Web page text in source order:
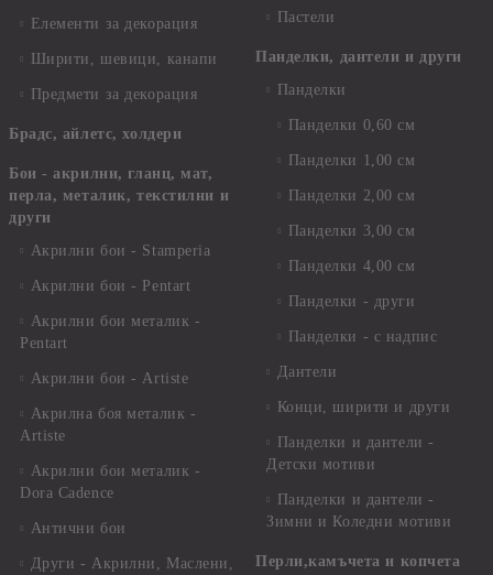
Елементи за декорация
Ширити, шевици, канапи
Предмети за декорация
Брадс, айлетс, холдери
Бои - акрилни, гланц, мат,
перла, металик, текстилни и
други
Акрилни бои - Stamperia
Акрилни бои - Pentart
Акрилни бои металик -
Pentart
Акрилни бои - Artiste
Акрилна боя металик -
Artiste
Акрилни бои металик -
Dora Cadence
Антични бои
Други - Акрилни, Маслени,
Пастели
Панделки, дантели и други
Панделки
Панделки 0,60 см
Панделки 1,00 см
Панделки 2,00 см
Панделки 3,00 см
Панделки 4,00 см
Панделки - други
Панделки - с надпис
Дантели
Конци, ширити и други
Панделки и дантели -
Детски мотиви
Панделки и дантели -
Зимни и Коледни мотиви
Перли,камъчета и копчета